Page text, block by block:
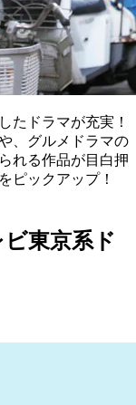
たドラマが充実！
、グルメドラマの
れる作品が目白押
ピックアップ！
東京系ド